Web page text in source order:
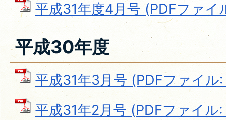
平成31年度4月号 (PDFファイ
平成30年度
平成31年3月号 (PDFファイル
平成31年2月号 (PDFファイル: